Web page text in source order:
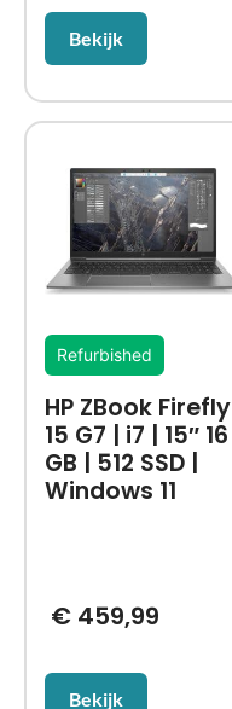
Bekijk
Refurbished
HP ZBook Firefly
15 G7 | i7 | 15″ 16
GB | 512 SSD |
Windows 11
€459,99
Bekijk